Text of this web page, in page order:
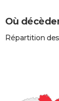
Où
Répartition